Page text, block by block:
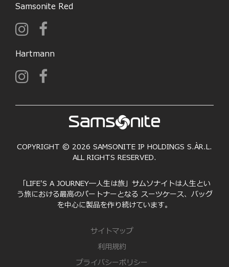
Samsonite Red
Hartmann
COPYRIGHT © 2026 SAMSONITE IP HOLDINGS S.ÀR.L.
ALL RIGHTS RESERVED.
「LIFE'S A JOURNEY―人生は旅」サムソナイトは人生とい
う旅における最高のパートナーとなる スーツケース、バッグ
を中心に製品を作り続けています。
サイトマップ
利用規約
プライバシーポリシー